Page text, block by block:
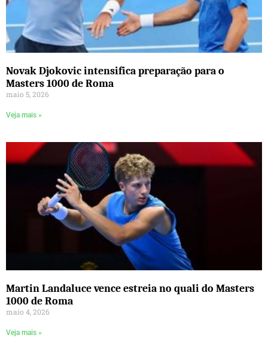
Novak Djokovic intensifica preparação para o
Masters 1000 de Roma
maio 5, 2026
Veja mais »
Martin Landaluce vence estreia no quali do Masters
1000 de Roma
maio 4, 2026
Veja mais »